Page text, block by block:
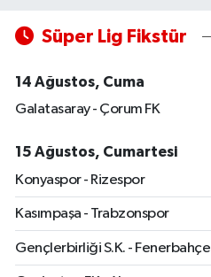
Süper Lig Fikstür
14 Ağustos, Cuma
Galatasaray - Çorum FK
15 Ağustos, Cumartesi
Konyaspor - Rizespor
Kasımpaşa - Trabzonspor
Gençlerbirliği S.K. - Fenerbahçe